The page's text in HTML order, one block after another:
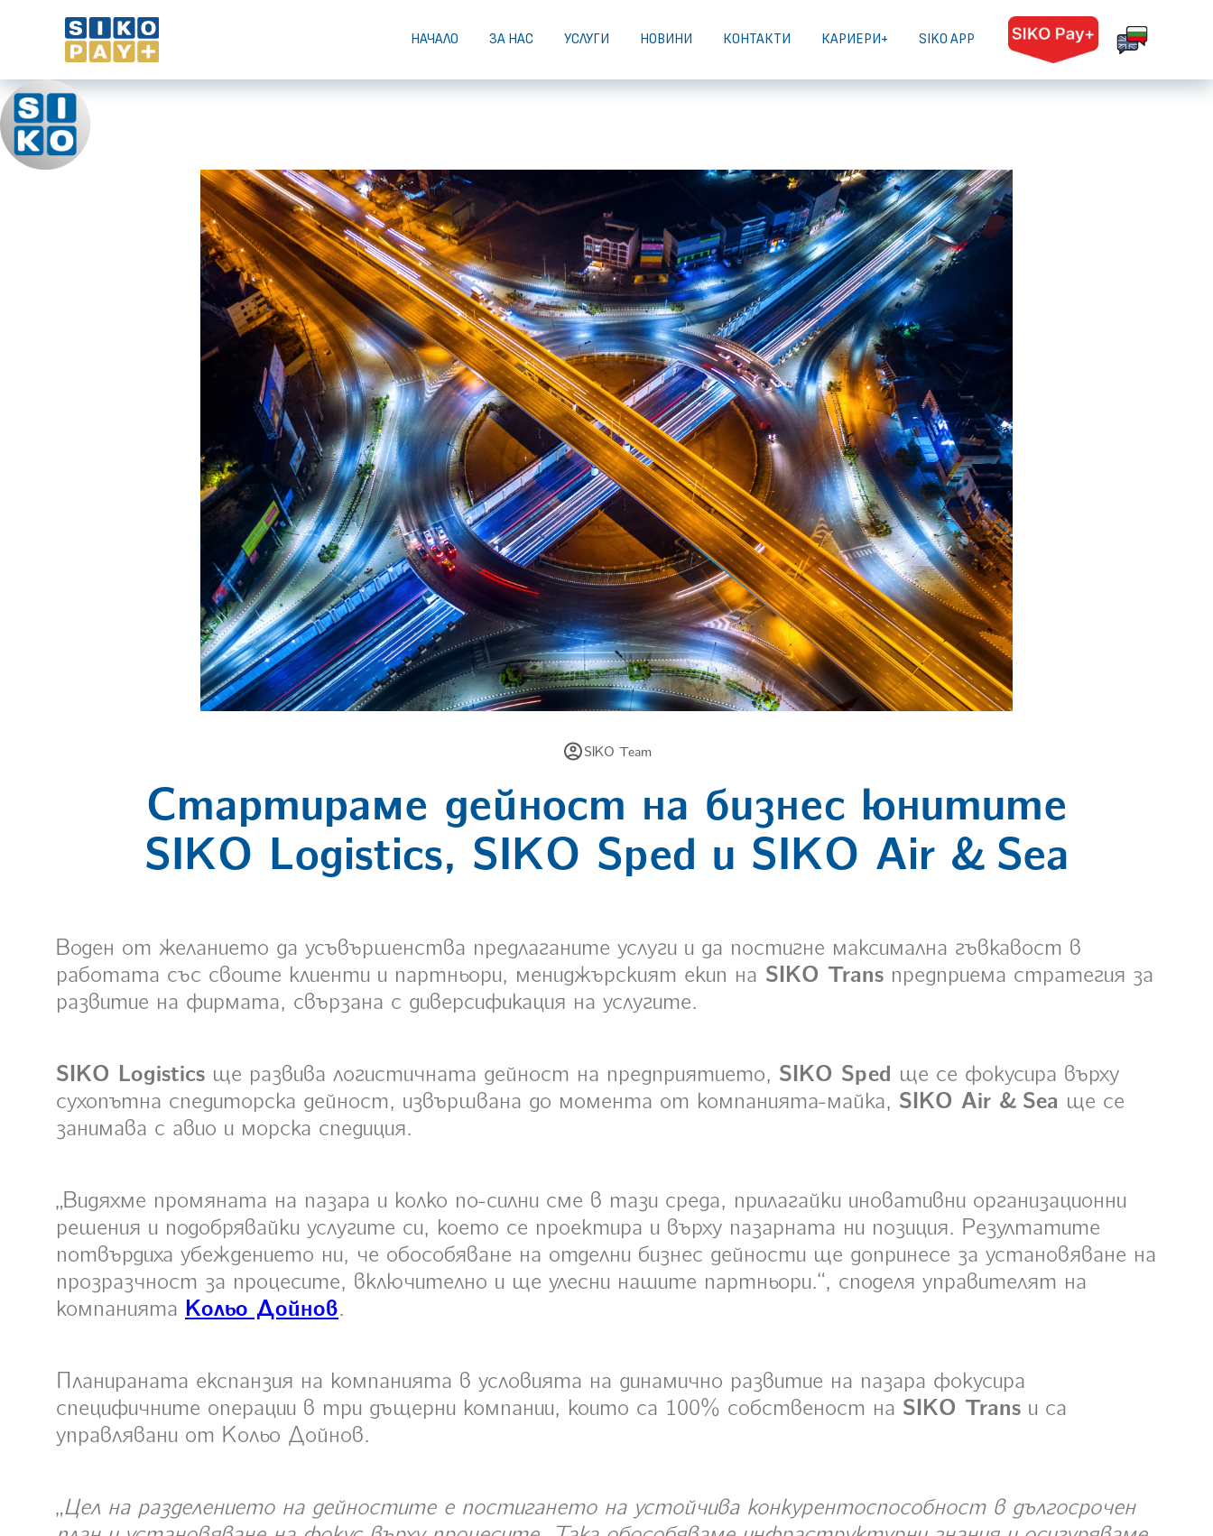
НАЧАЛО ЗА НАС УСЛУГИ НОВИНИ КОНТАКТИ КАРИЕРИ+ SIKO APP
SIKO Team
Стартираме дейност на бизнес юнитите
SIKO Logistics, SIKO Sped и SIKO Air & Sea
Воден от желанието да усъвършенства предлаганите услуги и да постигне максимална гъвкавост в
работата със своите клиенти и партньори, мениджърският екип на SIKO Trans предприема стратегия за
развитие на фирмата, свързана с диверсификация на услугите.
SIKO Logistics ще развива логистичната дейност на предприятието, SIKO Sped ще се фокусира върху
сухопътна спедиторска дейност, извършвана до момента от компанията-майка, SIKO Air & Sea ще се
занимава с авио и морска спедиция.
„Видяхме промяната на пазара и колко по-силни сме в тази среда, прилагайки иновативни организационни
решения и подобрявайки услугите си, което се проектира и върху пазарната ни позиция. Резултатите
потвърдиха убеждението ни, че обособяване на отделни бизнес дейности ще допринесе за установяване на
прозразчност за процесите, включително и ще улесни нашите партньори.“, споделя управителят на
компанията Кольо Дойнов.
Планираната експанзия на компанията в условията на динамично развитие на пазара фокусира
специфичните операции в три дъщерни компании, които са 100% собственост на SIKO Trans и са
управлявани от Кольо Дойнов.
„Цел на разделението на дейностите е постигането на устойчива конкурентоспособност в дългосрочен